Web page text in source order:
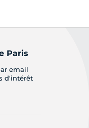
Paris
email
d'intérêt